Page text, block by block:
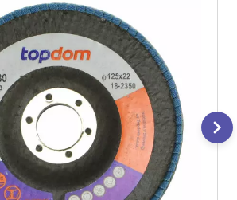
se lahko navezujejo na vas, vaše
ali pa skrbijo, da vaše spletno mesto
pričakovanji. Te informacije običajno
vaše identitete, vendar vam lahko
spletno uporabniško izkušnjo.
lahko zavrnete. Klikajte različna
ogledate več informacij in spremenite
določenih vrst piškotkov vpliva
spletnega mesta in naše storitve.
Vedno aktivni